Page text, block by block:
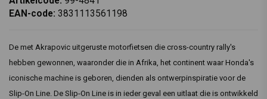
EAN-code: 3831113561198
De met Akrapovic uitgeruste motorfietsen die cross-country rally's
hebben gewonnen, waaronder die in Afrika, het continent waar Honda's
iconische machine is geboren, dienden als ontwerpinspiratie voor de
Slip-On Line. De Slip-On Line is in ieder geval een uitlaat die is ontwikkeld